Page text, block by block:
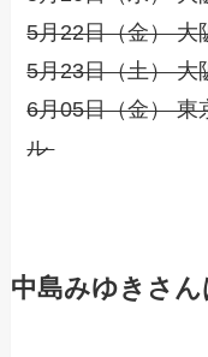
5月22日（金） 大
5月23日（土） 大
6月05日（金） 東
ル
中島みゆきさ